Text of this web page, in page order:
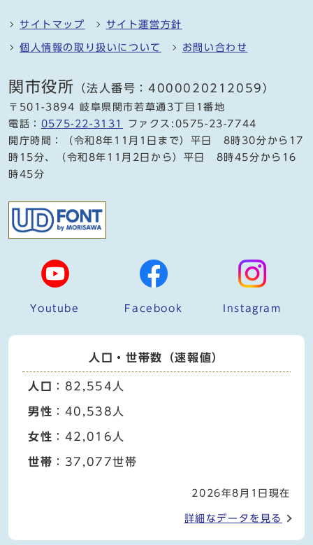
サイトマップ サイト運営方針
個人情報の取り扱いについて お問い合わせ
関市役所 （法人番号：4000020212059）
〒501-3894 岐阜県関市若草通3丁目1番地
電話： 0575-22-3131
ファクス:0575-23-7744
開庁時間：（令和8年11月1日まで）平日 8時30分から17
時15分、（令和8年11月2日から）平日 8時45分から16
時45分
Youtube Facebook Instagram
人口・世帯数（速報値）
人口 ：82,554人
男性 ：40,538人
女性 ：42,016人
世帯 ：37,077世帯
2026年8月1日現在
詳細なデータを見る